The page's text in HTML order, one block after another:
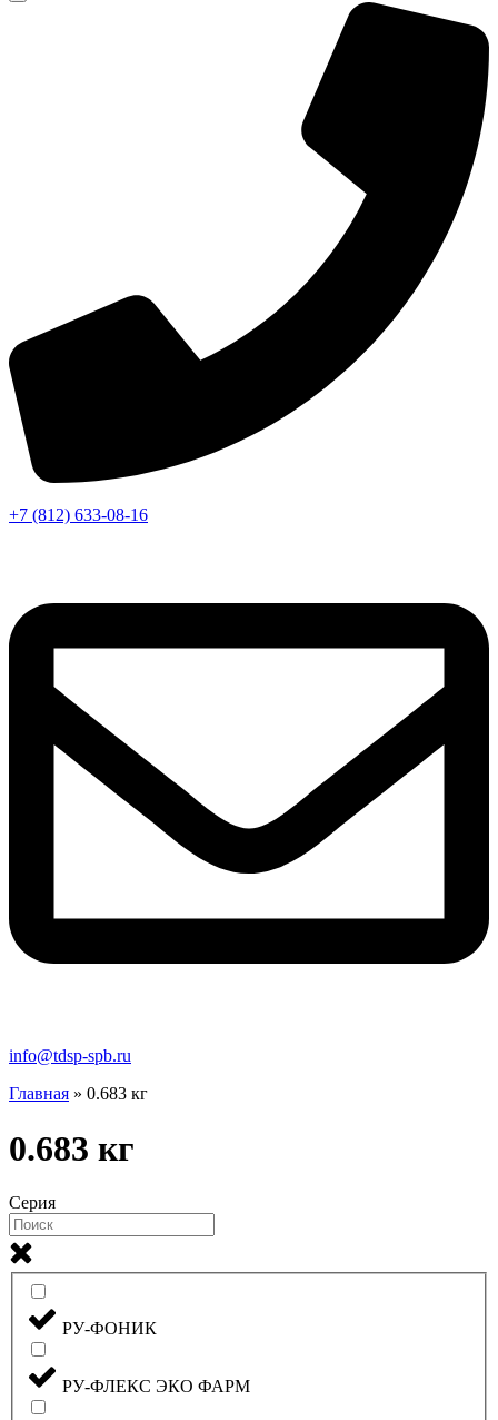
+7 (812) 633-08-16
info@tdsp-spb.ru
Главная » 0.683 кг
0.683 кг
Серия
РУ-ФОНИК
РУ-ФЛЕКС ЭКО ФАРМ